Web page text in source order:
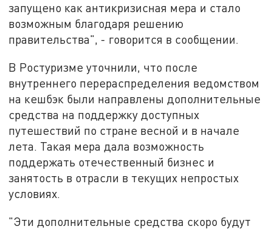
запущено как антикризисная мера и стало
возможным благодаря решению
правительства", - говорится в сообщении.
В Ростуризме уточнили, что после
внутреннего перераспределения ведомством
на кешбэк были направлены дополнительные
средства на поддержку доступных
путешествий по стране весной и в начале
лета. Такая мера дала возможность
поддержать отечественный бизнес и
занятость в отрасли в текущих непростых
условиях.
"Эти дополнительные средства скоро будут